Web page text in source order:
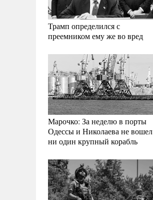
Трамп определился с
преемником ему же во вред
Марочко: За неделю в порты
Одессы и Николаева не вошел
ни один крупный корабль